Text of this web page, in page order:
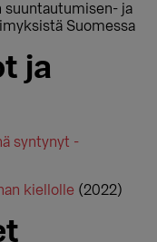
suuntautumisen- ja
Suomessa
ja
syntynyt -
kiellolle (2022)